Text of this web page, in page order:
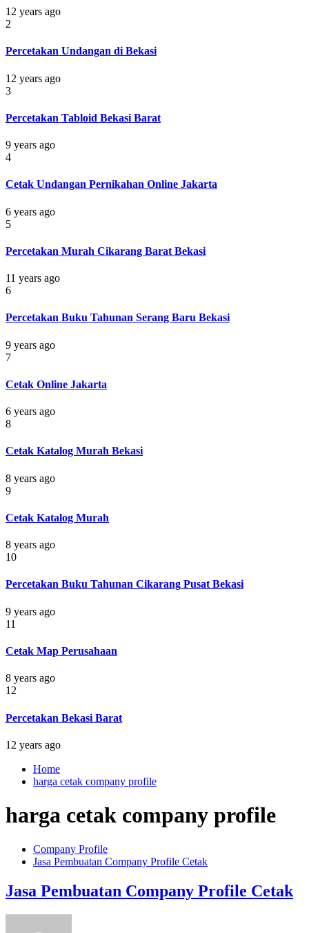
12 years ago
2
Percetakan Undangan di Bekasi
12 years ago
3
Percetakan Tabloid Bekasi Barat
9 years ago
4
Cetak Undangan Pernikahan Online Jakarta
6 years ago
5
Percetakan Murah Cikarang Barat Bekasi
11 years ago
6
Percetakan Buku Tahunan Serang Baru Bekasi
9 years ago
7
Cetak Online Jakarta
6 years ago
8
Cetak Katalog Murah Bekasi
8 years ago
9
Cetak Katalog Murah
8 years ago
10
Percetakan Buku Tahunan Cikarang Pusat Bekasi
9 years ago
11
Cetak Map Perusahaan
8 years ago
12
Percetakan Bekasi Barat
12 years ago
Home
harga cetak company profile
harga cetak company profile
Company Profile
Jasa Pembuatan Company Profile Cetak
Jasa Pembuatan Company Profile Cetak